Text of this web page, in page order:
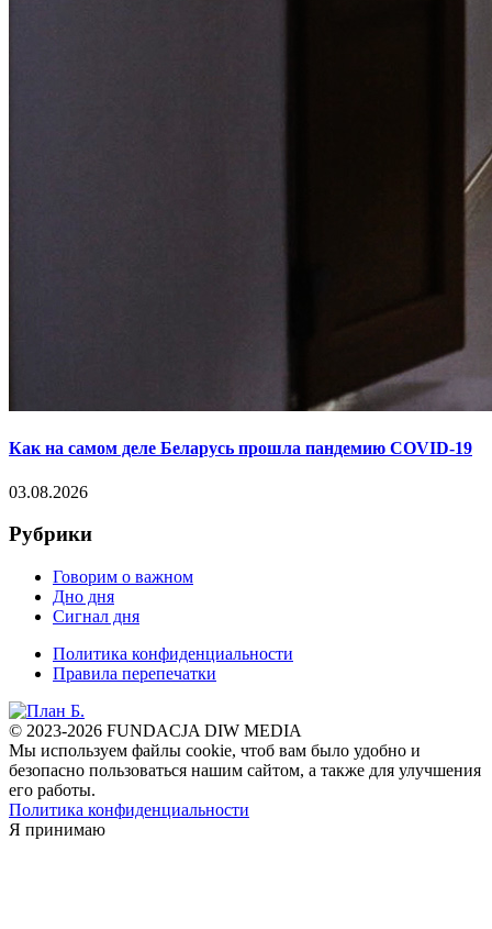
Как на самом деле Беларусь прошла пандемию COVID-19
03.08.2026
Рубрики
Говорим о важном
Дно дня
Сигнал дня
Политика конфиденциальности
Правила перепечатки
© 2023-2026 FUNDACJA DIW MEDIA
Мы используем файлы cookie, чтоб вам было удобно и
безопасно пользоваться нашим сайтом, а также для улучшения
его работы.
Политика конфиденциальности
Я принимаю